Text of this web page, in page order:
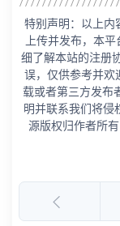
特别声明：以上内
上传并发布，本
细了解本站的注册
误，仅供参考并欢
载或者第三方发布
明并联系我们将侵
源版权归作者所